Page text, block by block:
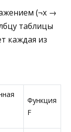
(¬x →
таблицы
каждая из
Функция
F